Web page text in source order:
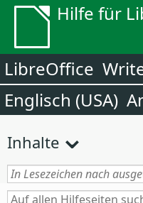
Hilfe für
LibreOffice
Englisch (USA)
Inhalte